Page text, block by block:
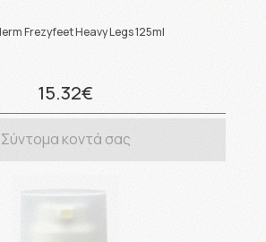
Frezyfeet Heavy Legs 125ml
15.32€
Σύντομα κοντά σας